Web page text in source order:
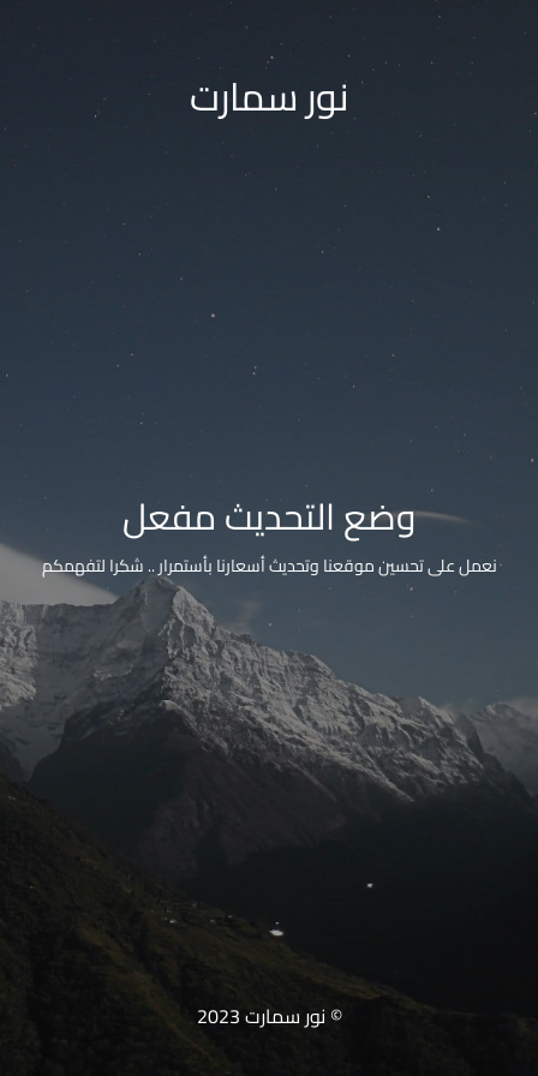
نور سمارت
وضع التحديث مفعل
نعمل على تحسين موقعنا وتحديث أسعارنا بأستمرار .. شكرا لتفهمكم
© نور سمارت 2023